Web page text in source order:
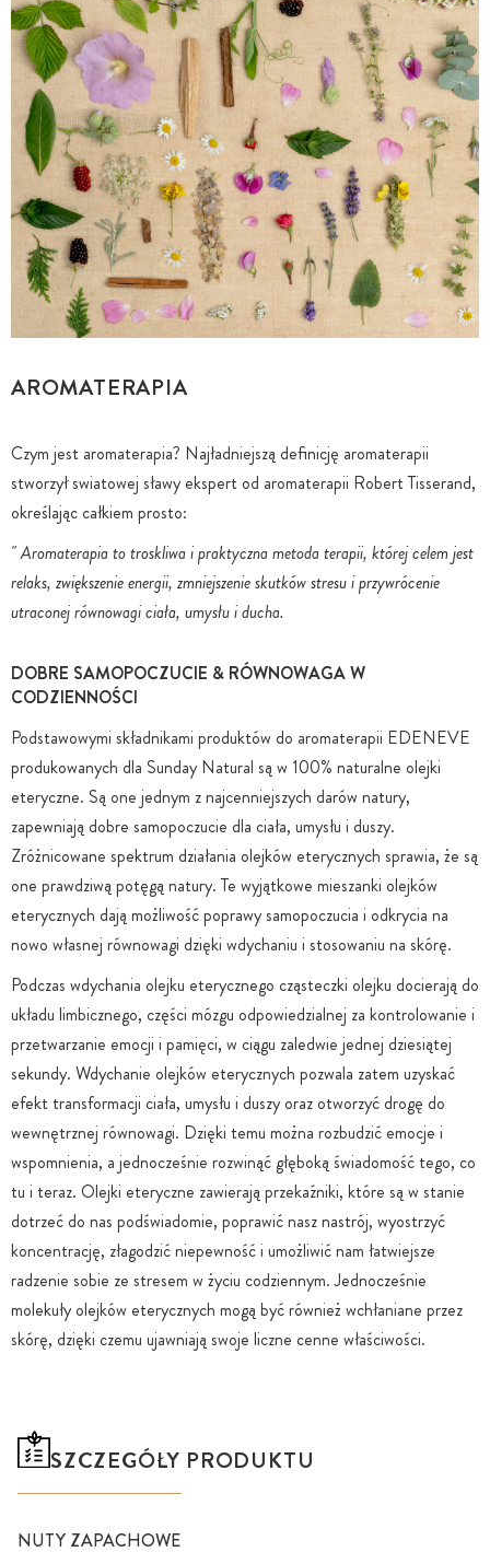
AROMATERAPIA
Czym jest aromaterapia? Najładniejszą definicję aromaterapii
stworzył swiatowej sławy ekspert od aromaterapii Robert Tisserand,
określając całkiem prosto:
" Aromaterapia to troskliwa i praktyczna metoda terapii, której celem jest
relaks, zwiększenie energii, zmniejszenie skutków stresu i przywrócenie
utraconej równowagi ciała, umysłu i ducha.
DOBRE SAMOPOCZUCIE & RÓWNOWAGA W
CODZIENNOŚCI
Podstawowymi składnikami produktów do aromaterapii EDENEVE
produkowanych dla Sunday Natural są w 100% naturalne olejki
eteryczne. Są one jednym z najcenniejszych darów natury,
zapewniają dobre samopoczucie dla ciała, umysłu i duszy.
Zróżnicowane spektrum działania olejków eterycznych sprawia, że są
one prawdziwą potęgą natury. Te wyjątkowe mieszanki olejków
eterycznych dają możliwość poprawy samopoczucia i odkrycia na
nowo własnej równowagi dzięki wdychaniu i stosowaniu na skórę.
Podczas wdychania olejku eterycznego cząsteczki olejku docierają do
układu limbicznego, części mózgu odpowiedzialnej za kontrolowanie i
przetwarzanie emocji i pamięci, w ciągu zaledwie jednej dziesiątej
sekundy. Wdychanie olejków eterycznych pozwala zatem uzyskać
efekt transformacji ciała, umysłu i duszy oraz otworzyć drogę do
wewnętrznej równowagi. Dzięki temu można rozbudzić emocje i
wspomnienia, a jednocześnie rozwinąć głęboką świadomość tego, co
tu i teraz. Olejki eteryczne zawierają przekaźniki, które są w stanie
dotrzeć do nas podświadomie, poprawić nasz nastrój, wyostrzyć
koncentrację, złagodzić niepewność i umożliwić nam łatwiejsze
radzenie sobie ze stresem w życiu codziennym. Jednocześnie
molekuły olejków eterycznych mogą być również wchłaniane przez
skórę, dzięki czemu ujawniają swoje liczne cenne właściwości.
SZCZEGÓŁY PRODUKTU
NUTY ZAPACHOWE